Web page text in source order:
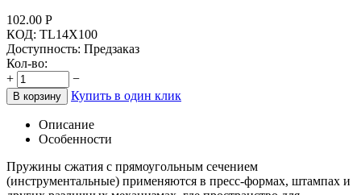
102.00 Р
КОД: TL14X100
Доступность: Предзаказ
Кол-во:
+
−
В корзину Купить в один клик
Описание
Особенности
Пружины сжатия с прямоугольным сечением
(инструментальные) применяются в пресс-формах, штампах и